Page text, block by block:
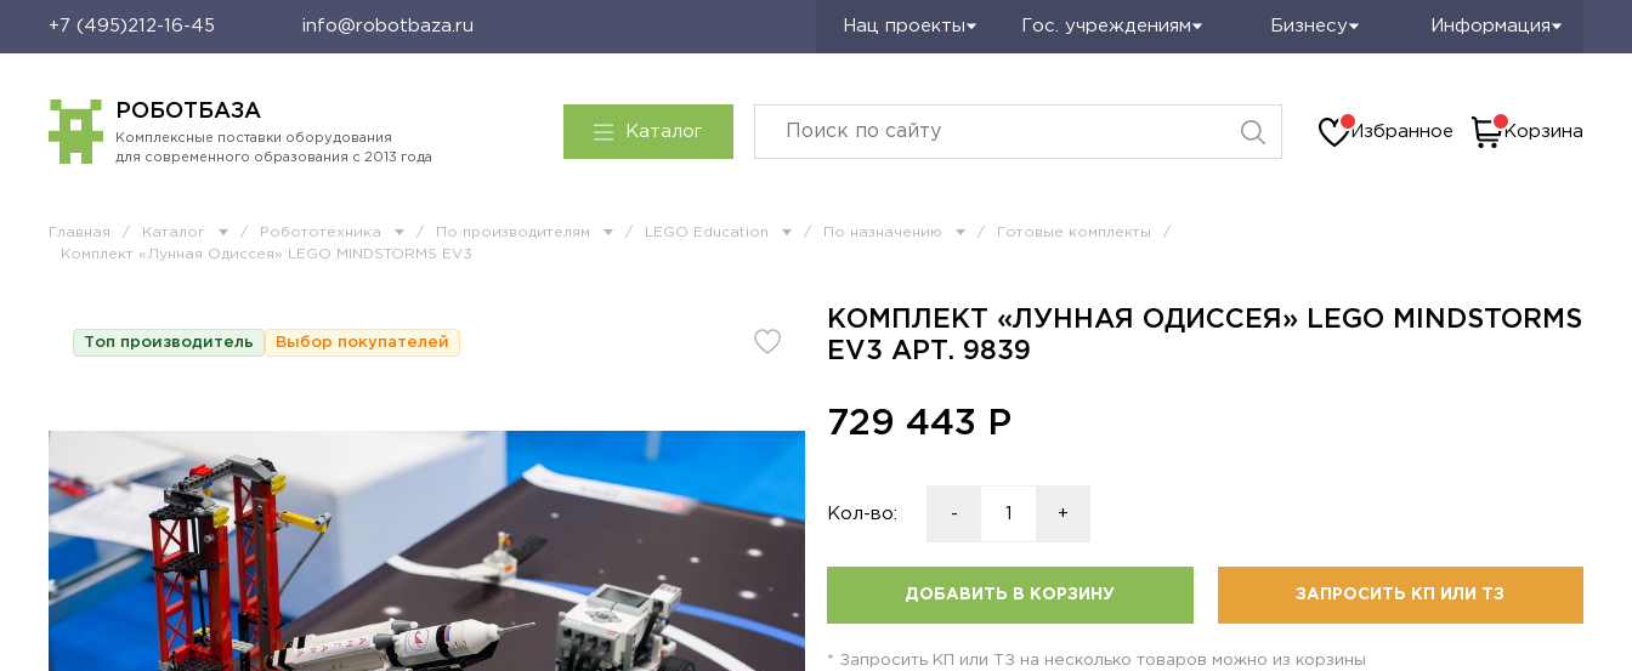
+7 (495)212-16-45 info@robotbaza.ru Нац проекты Гос. учреждениям Бизнесу Информация
РОБОТБАЗА
Комплексные поставки оборудования
для современного образования с 2013 года
Каталог Избранное Корзина
Главная / Каталог / Робототехника / По производителям / LEGO Education / По назначению / Готовые комплекты
/
Комплект «Лунная Одиссея» LEGO MINDSTORMS EV3
Топ производитель Выбор покупателей Топ производитель
КОМПЛЕКТ «ЛУННАЯ ОДИССЕЯ» LEGO MINDSTORMS
EV3 АРТ. 9839
729 443 Р
Кол-во: - +
ДОБАВИТЬ В КОРЗИНУ ЗАПРОСИТЬ КП ИЛИ ТЗ
* Запросить КП или ТЗ на несколько товаров можно из корзины